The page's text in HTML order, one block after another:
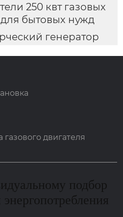
250 квт газовых
бытовых нужд
генератор
двигателя
подбор